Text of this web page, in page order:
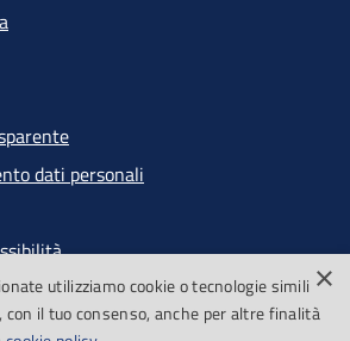
dati personali
×
utilizziamo cookie o tecnologie simili
il tuo consenso, anche per altre finalità